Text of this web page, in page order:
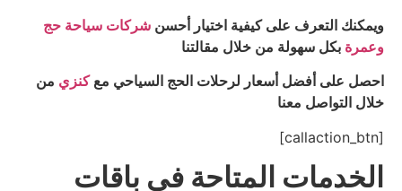
ويمكنك التعرف على كيفية اختيار أحسن شركات سياحة حج
وعمرة بكل سهولة من خلال مقالتنا
احصل على أفضل أسعار لرحلات الحج السياحي معكنزي من
خلال التواصل معنا
[callaction_btn]
الخدمات المتاحة في باقات